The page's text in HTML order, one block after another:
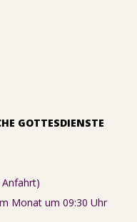
GOTTESDIENSTE
Monat um 09:30 Uhr